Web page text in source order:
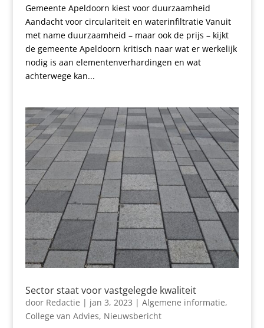
Gemeente Apeldoorn kiest voor duurzaamheid
Aandacht voor circulariteit en waterinfiltratie Vanuit
met name duurzaamheid – maar ook de prijs – kijkt
de gemeente Apeldoorn kritisch naar wat er werkelijk
nodig is aan elementenverhardingen en wat
achterwege kan...
Sector staat voor vastgelegde kwaliteit
door Redactie | jan 3, 2023 | Algemene informatie,
College van Advies, Nieuwsbericht